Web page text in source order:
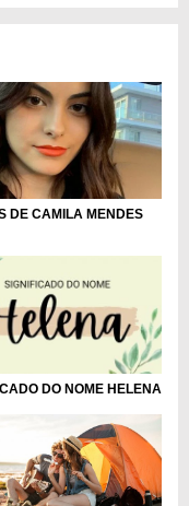
DE CAMILA MENDES
DO NOME HELENA